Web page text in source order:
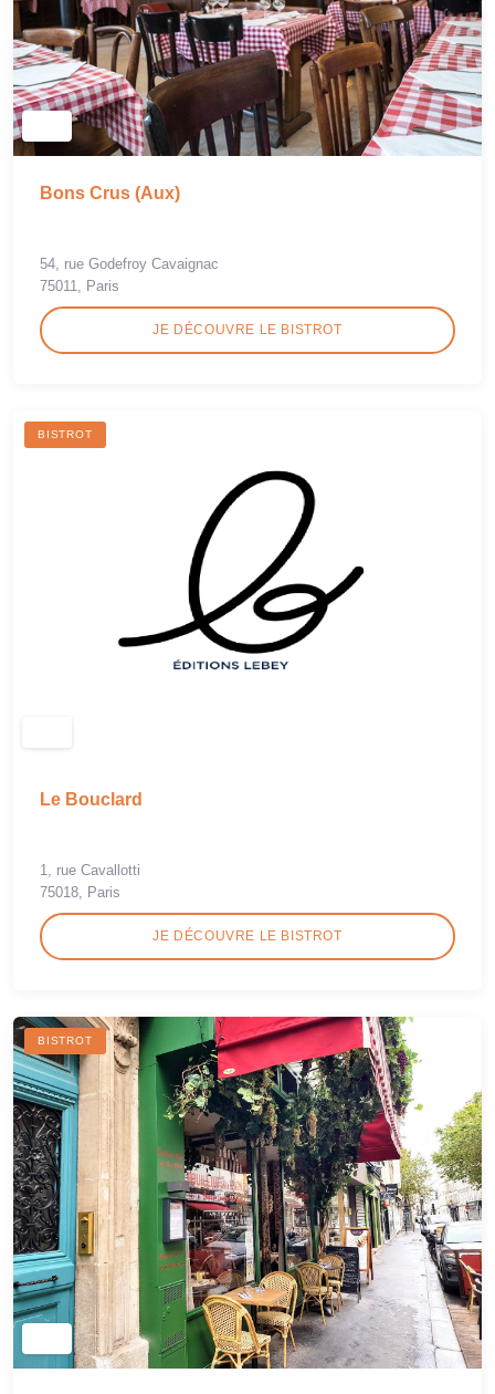
Bons Crus (Aux)
54, rue Godefroy Cavaignac
75011, Paris
JE DÉCOUVRE LE BISTROT
BISTROT
Le Bouclard
1, rue Cavallotti
75018, Paris
JE DÉCOUVRE LE BISTROT
BISTROT